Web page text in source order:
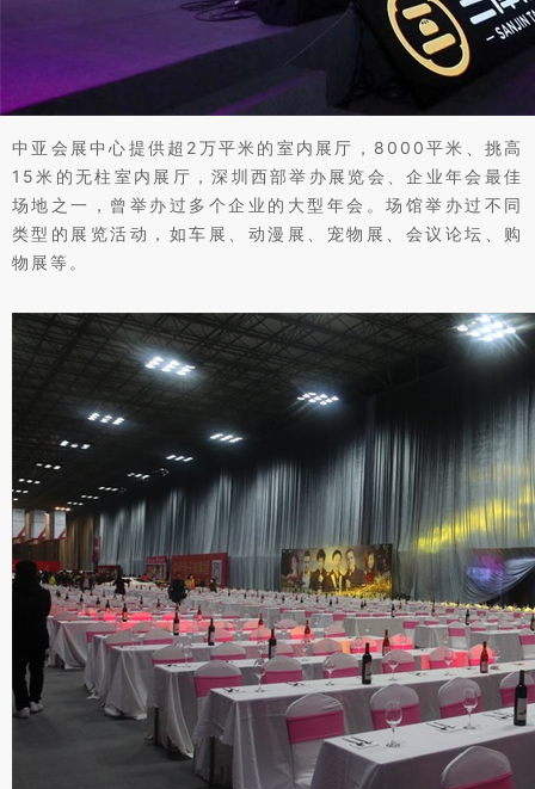
中亚会展中心提供超2万平米的室内展厅，8000平米、挑高
15米的无柱室内展厅，深圳西部举办展览会、企业年会最佳
场地之一，曾举办过多个企业的大型年会。场馆举办过不同
类型的展览活动，如车展、动漫展、宠物展、会议论坛、购
物展等。